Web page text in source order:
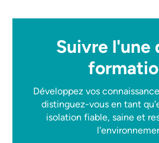
Suivre l'une
Développez vos
distinguez-vous en tant
isolation fiable, saine et